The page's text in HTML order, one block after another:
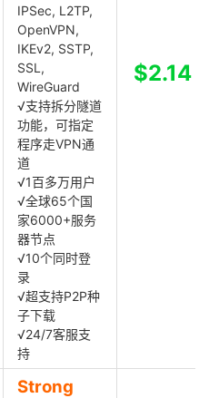
IPSec, L2TP,
OpenVPN,
IKEv2, SSTP,
SSL,
WireGuard
√支持拆分隧道
功能，可指定
程序走VPN通
道
√1百多万用户
√全球65个国
家6000+服务
器节点
√10个同时登
录
√超支持P2P种
子下载
√24/7客服支
持
$2.14
Strong